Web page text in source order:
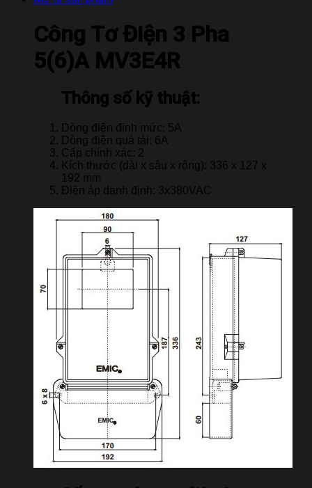
Công Tơ Điện 3 Pha
5(6)A MV3E4R
Thông số kỹ thuật:
Dòng điện định mức: 5A
Dòng điện quá tải: 6A
Cấp chính xác: 2
Kích thước (dài x sâu x rộng): 336 x 127 x
192 mm
Điện áp danh định: 3x380VAC